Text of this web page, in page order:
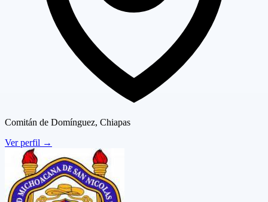
Comitán de Domínguez, Chiapas
Ver perfil →